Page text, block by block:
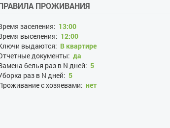
ПРОЖИВАНИЯ
заселения: 13:00
выселения: 12:00
выдаются: В квартире
документы: да
белья раз в N дней: 5
раз в N дней: 5
с хозяевами: нет